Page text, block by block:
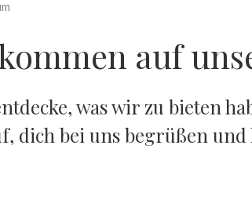
auf
was wir zu bieten
dich bei uns begrüßen